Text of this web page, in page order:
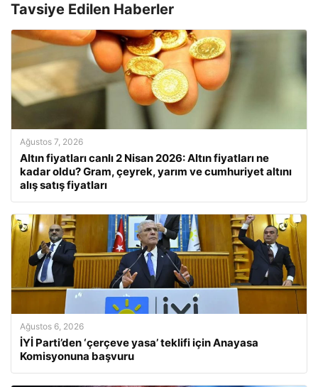
Tavsiye Edilen Haberler
Ağustos 7, 2026
Altın fiyatları canlı 2 Nisan 2026: Altın fiyatları ne
kadar oldu? Gram, çeyrek, yarım ve cumhuriyet altını
alış satış fiyatları
Ağustos 6, 2026
İYİ Parti’den ‘çerçeve yasa’ teklifi için Anayasa
Komisyonuna başvuru